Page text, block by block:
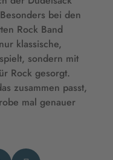
bei den
Rock Band
klassische,
sondern mit
Rock gesorgt.
zusammen passt,
mal genauer